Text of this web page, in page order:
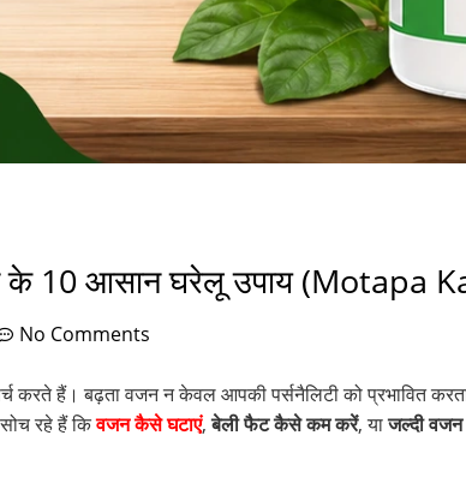
के 10 आसान घरेलू उपाय (Motapa
No Comments
हैं। बढ़ता वजन न केवल आपकी पर्सनैलिटी को प्रभावित
रहे हैं किवजन कैसे घटाएं,बेली फैट कैसे कम करें, याजल्दी